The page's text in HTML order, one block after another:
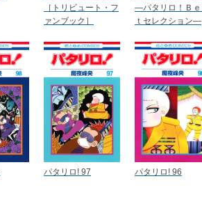
［トリビュート・フ
ァンブック］
―パタリロ！Ｂ
ｔセレクション―
パタリロ! 97 パタリロ! 96